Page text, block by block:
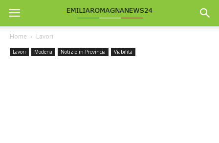
Home Lavori
Lavori Modena Notizie in Provincia Viabilità